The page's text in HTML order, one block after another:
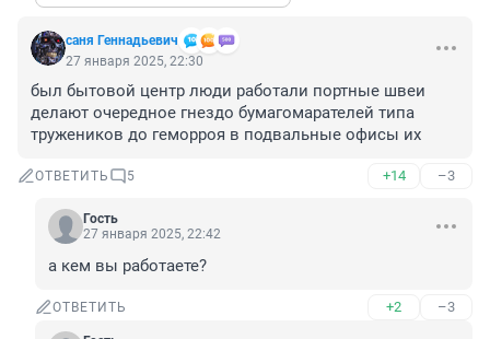
саня Геннадьевич
27 января 2025, 22:30
был бытовой центр люди работали портные швеи
делают очередное гнездо бумагомарателей типа
тружеников до геморроя в подвальные офисы их
ОТВЕТИТЬ 5 +14 –3
Гость
27 января 2025, 22:42
а кем вы работаете?
ОТВЕТИТЬ +2 –3